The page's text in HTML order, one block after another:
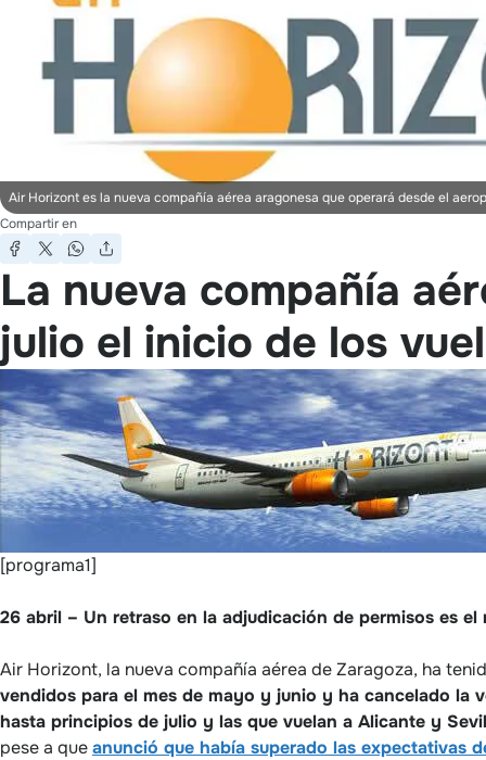
Air Horizont es la nueva compañía aérea aragonesa que operará desde el
Compartir en
La nueva compañía
julio el inicio de los
[programa1]
26 abril – Un retraso en la adjudicación de permisos es el
Air Horizont, la nueva compañía aérea de Zaragoza, ha
vendidos para el mes de mayo y junio y ha cancelado la
hasta principios de julio y las que vuelan a Alicante y
pese a queanunció que había superado las expectativas